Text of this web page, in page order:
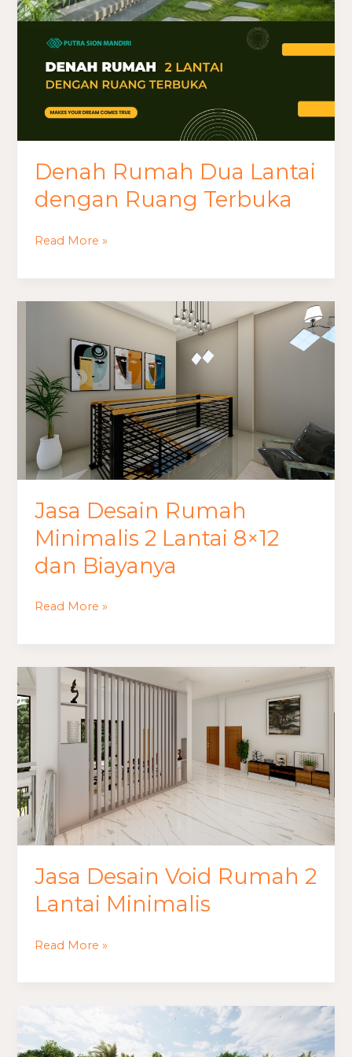
Denah Rumah Dua Lantai
dengan Ruang Terbuka
Terbuka
Read More »
Jasa Desain Rumah
Minimalis 2 Lantai 8×12
dan Biayanya
Rumah
Minimalis
2
Lantai
8×12
dan
Biayanya
Read More »
Jasa Desain Void Rumah 2
Lantai Minimalis
Jasa
Desain
Rumah
2
Lantai
Minimalis
Read More »
Bangun